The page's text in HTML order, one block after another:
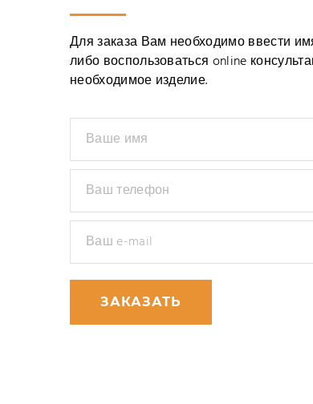
Для заказа Вам необходимо ввести
либо воспользоваться online
необходимое изделие.
Ваше имя
Ваш телефон
Ваш e-mail
ЗАКАЗАТЬ